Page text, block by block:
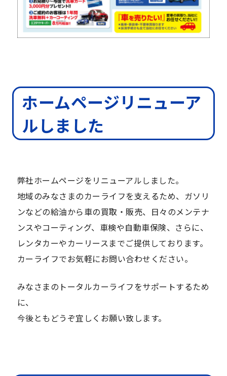
ホームページリニューア
ルしました
弊社ホームページをリニューアルしました。
地域のみなさまのカーライフを支えるため、ガソリ
ンなどの給油から車の買取・販売、日々のメンテナ
ンスやコーティング、車検や自動車保険、さらに、
レンタカーやカーリースまでご提供しております。
カーライフでお気軽にお問い合わせください。
みなさまのトータルカーライフをサポートするため
に、
今後ともどうぞ宜しくお願い致します。